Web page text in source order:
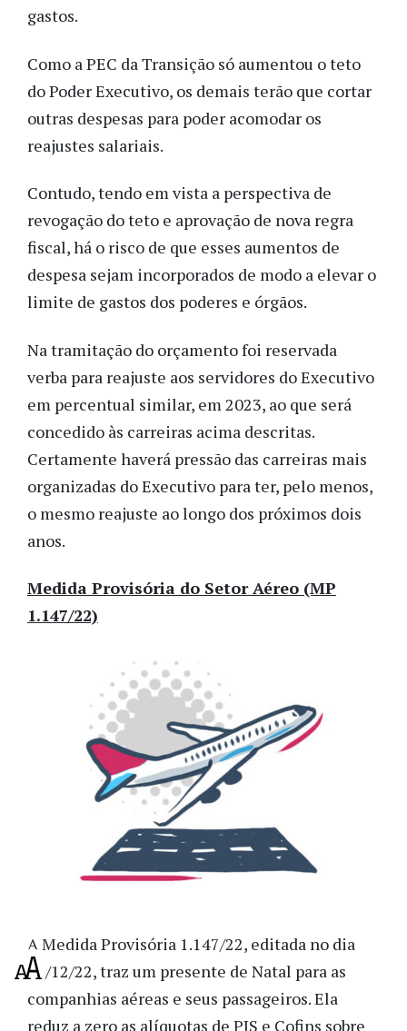
gastos.
Como a PEC da Transição só aumentou o teto
do Poder Executivo, os demais terão que cortar
outras despesas para poder acomodar os
reajustes salariais.
Contudo, tendo em vista a perspectiva de
revogação do teto e aprovação de nova regra
fiscal, há o risco de que esses aumentos de
despesa sejam incorporados de modo a elevar o
limite de gastos dos poderes e órgãos.
Na tramitação do orçamento foi reservada
verba para reajuste aos servidores do Executivo
em percentual similar, em 2023, ao que será
concedido às carreiras acima descritas.
Certamente haverá pressão das carreiras mais
organizadas do Executivo para ter, pelo menos,
o mesmo reajuste ao longo dos próximos dois
anos.
Medida Provisória do Setor Aéreo (MP
1.147/22)
A Medida Provisória 1.147/22, editada no dia
21/12/22, traz um presente de Natal para as
companhias aéreas e seus passageiros. Ela
reduz a zero as alíquotas de PIS e Cofins sobre